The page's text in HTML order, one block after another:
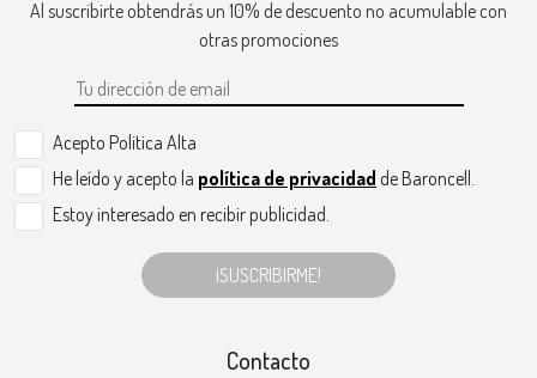
Al suscribirte obtendrás un 10% de descuento no acumulable con
otras promociones
Acepto Politica Alta
He leído y acepto la política de privacidad de Baroncell.
Estoy interesado en recibir publicidad.
¡SUSCRIBIRME!
Contacto